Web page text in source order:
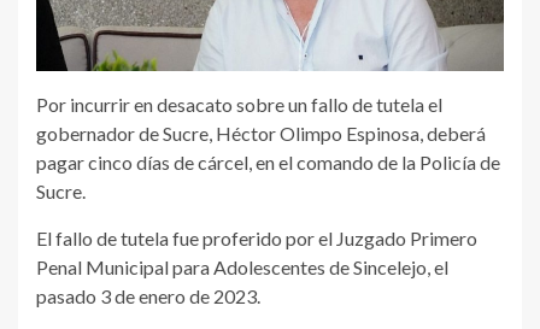
Por incurrir en desacato sobre un fallo de tutela el
gobernador de Sucre, Héctor Olimpo Espinosa, deberá
pagar cinco días de cárcel, en el comando de la Policía de
Sucre.
El fallo de tutela fue proferido por el Juzgado Primero
Penal Municipal para Adolescentes de Sincelejo, el
pasado 3 de enero de 2023.